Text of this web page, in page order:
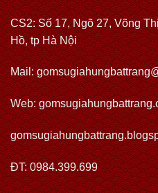
CS2: Số 17, Ngõ 27, Võng
Hồ, tp Hà Nội
Mail:
Web:
ĐT: 0984.399.699